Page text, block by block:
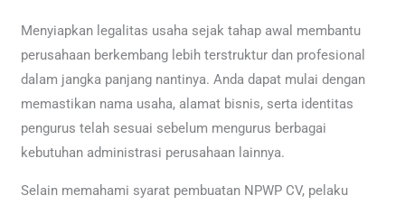
Menyiapkan legalitas usaha sejak tahap awal membantu
perusahaan berkembang lebih terstruktur dan profesional
dalam jangka panjang nantinya. Anda dapat mulai dengan
memastikan nama usaha, alamat bisnis, serta identitas
pengurus telah sesuai sebelum mengurus berbagai
kebutuhan administrasi perusahaan lainnya.
Selain memahami syarat pembuatan NPWP CV, pelaku